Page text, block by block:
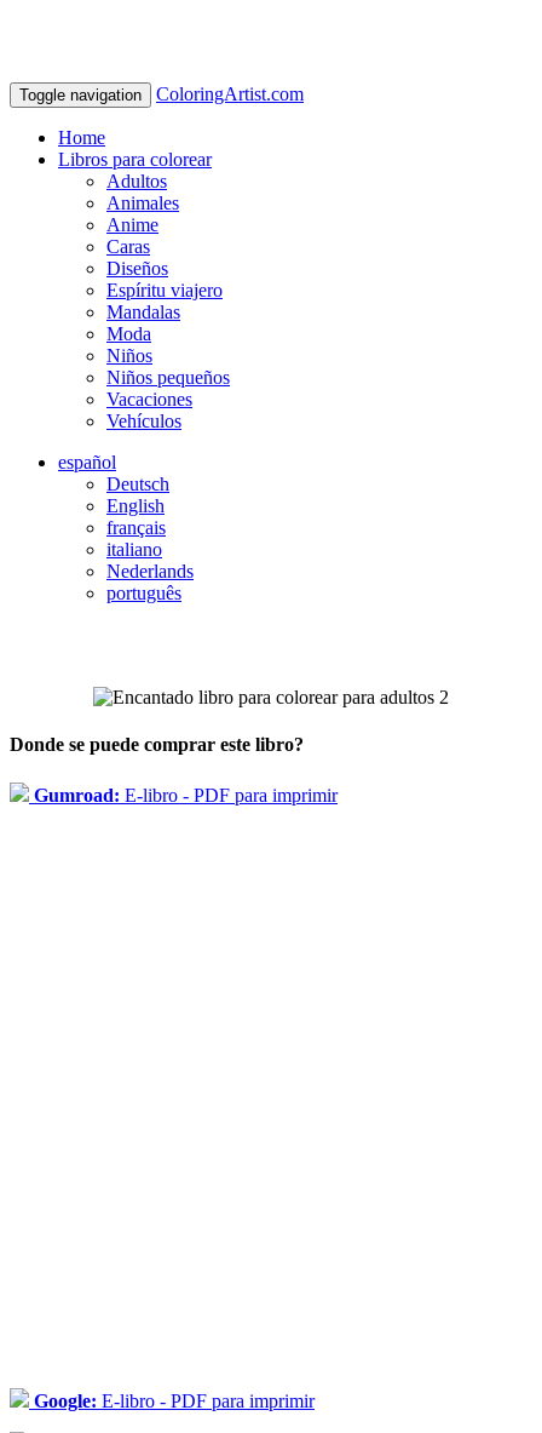
Toggle navigation ColoringArtist.com
Home
Libros para colorear
Adultos
Animales
Anime
Caras
Diseños
Espíritu viajero
Mandalas
Moda
Niños
Niños pequeños
Vacaciones
Vehículos
español
Deutsch
English
français
italiano
Nederlands
português
Donde se puede comprar este libro?
Gumroad: E-libro - PDF para imprimir
Google: E-libro - PDF para imprimir